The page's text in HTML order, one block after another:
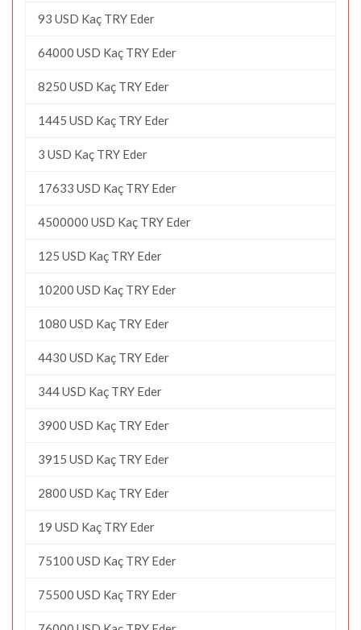
93 USD Kaç TRY Eder
64000 USD Kaç TRY Eder
8250 USD Kaç TRY Eder
1445 USD Kaç TRY Eder
3 USD Kaç TRY Eder
17633 USD Kaç TRY Eder
4500000 USD Kaç TRY Eder
125 USD Kaç TRY Eder
10200 USD Kaç TRY Eder
1080 USD Kaç TRY Eder
4430 USD Kaç TRY Eder
344 USD Kaç TRY Eder
3900 USD Kaç TRY Eder
3915 USD Kaç TRY Eder
2800 USD Kaç TRY Eder
19 USD Kaç TRY Eder
75100 USD Kaç TRY Eder
75500 USD Kaç TRY Eder